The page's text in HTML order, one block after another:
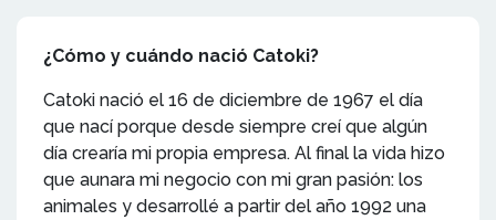
¿Cómo y cuándo nació Catoki?
Catoki nació el 16 de diciembre de 1967 el día
que nací porque desde siempre creí que algún
día crearía mi propia empresa. Al final la vida hizo
que aunara mi negocio con mi gran pasión: los
animales y desarrollé a partir del año 1992 una